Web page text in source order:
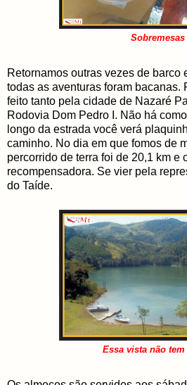
Sobremesas
Retornamos outras vezes de barco
todas as aventuras foram bacanas.
feito tanto pela cidade de Nazaré
Rodovia Dom Pedro I. Não há
longo da estrada você verá
caminho. No dia em que fomos de
percorrido de terra foi de 20,1 km e
recompensadora. Se vier pela
do Taíde.
Essa vista não